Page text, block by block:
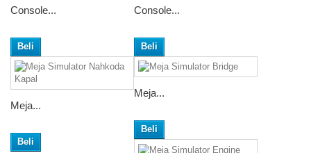
Console...
Beli
Console...
Beli
Meja...
Beli
Meja...
Beli